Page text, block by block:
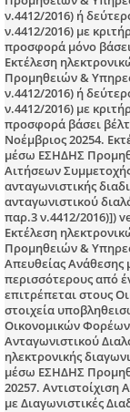
ν.4412/2016) ή
ν.4412/2016) με
προσφορά μόνο
Εκτέλεση
Προμηθειών &
ν.4412/2016) ή
ν.4412/2016) με
προσφορά βάσει
Νοέμβριος 20254.
μέσω ΕΣΗΔΗΣ
Αιτήσεων
ανταγωνιστικής
ανταγωνιστικού
παρ.3 ν.4412/2016)])
Εκτέλεση
Προμηθειών &
Απευθείας Ανάθεσης
περισσότερους από
επιτρέπεται στους
στοιχεία
Οικονομικών Φορέων
Ανταγωνιστικού
ηλεκτρονικής
μέσω ΕΣΗΔΗΣ
20257. Αντιστοίχιση
με Διαγωνιστικές